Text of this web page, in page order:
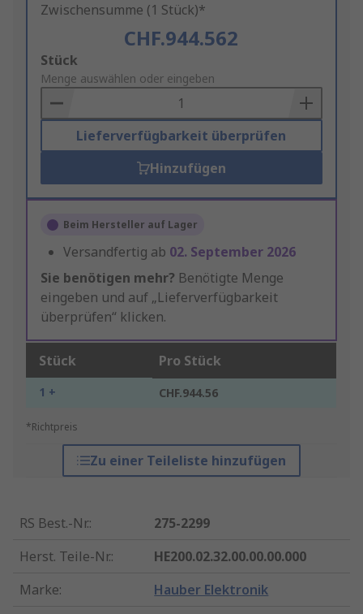
Zwischensumme (1 Stück)*
CHF.944.562
Add
to
Basket
Stück
Menge auswählen oder eingeben
Lieferverfügbarkeit überprüfen
Hinzufügen
Beim Hersteller auf Lager
Versandfertig ab 02. September 2026
Sie benötigen mehr? Benötigte Menge
eingeben und auf „Lieferverfügbarkeit
überprüfen“ klicken.
Stück Pro Stück
1 + CHF.944.56
*Richtpreis
Zu einer Teileliste hinzufügen
RS Best.-Nr.:
275-2299
Herst. Teile-Nr.:
HE200.02.32.00.00.00.000
Marke: Hauber Elektronik